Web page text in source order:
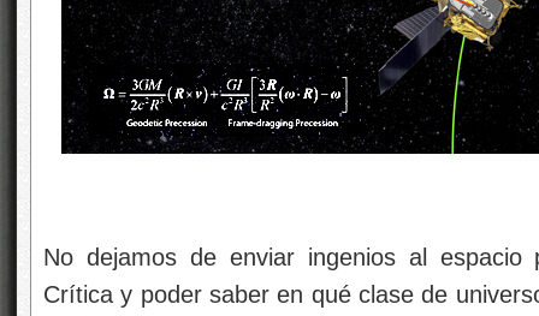
No dejamos de enviar ingenios al
Crítica y poder saber en qué clase de